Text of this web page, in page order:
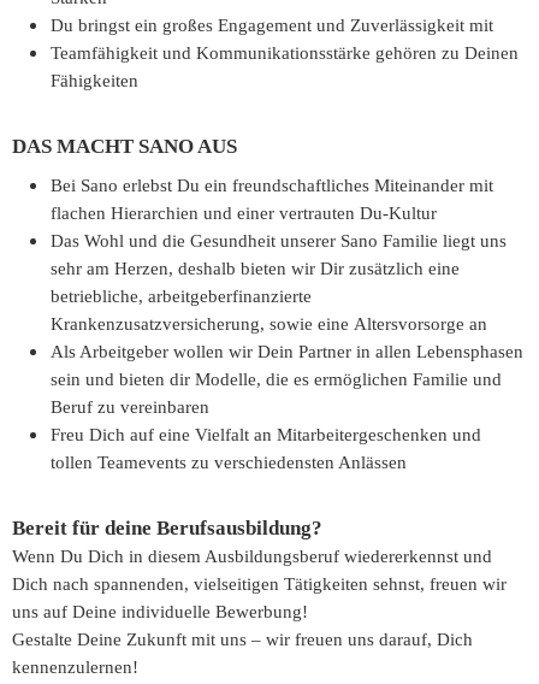
Du bringst ein großes Engagement und Zuverlässigkeit mit
Teamfähigkeit und Kommunikationsstärke gehören zu Deinen
Fähigkeiten
DAS MACHT SANO AUS
Bei Sano erlebst Du ein freundschaftliches Miteinander mit
flachen Hierarchien und einer vertrauten Du-Kultur
Das Wohl und die Gesundheit unserer Sano Familie liegt uns
sehr am Herzen, deshalb bieten wir Dir zusätzlich eine
betriebliche, arbeitgeberfinanzierte
Krankenzusatzversicherung, sowie eine Altersvorsorge an
Als Arbeitgeber wollen wir Dein Partner in allen Lebensphasen
sein und bieten dir Modelle, die es ermöglichen Familie und
Beruf zu vereinbaren
Freu Dich auf eine Vielfalt an Mitarbeitergeschenken und
tollen Teamevents zu verschiedensten Anlässen
Bereit für deine Berufsausbildung?
Wenn Du Dich in diesem Ausbildungsberuf wiedererkennst und
Dich nach spannenden, vielseitigen Tätigkeiten sehnst, freuen wir
uns auf Deine individuelle Bewerbung!
Gestalte Deine Zukunft mit uns – wir freuen uns darauf, Dich
kennenzulernen!